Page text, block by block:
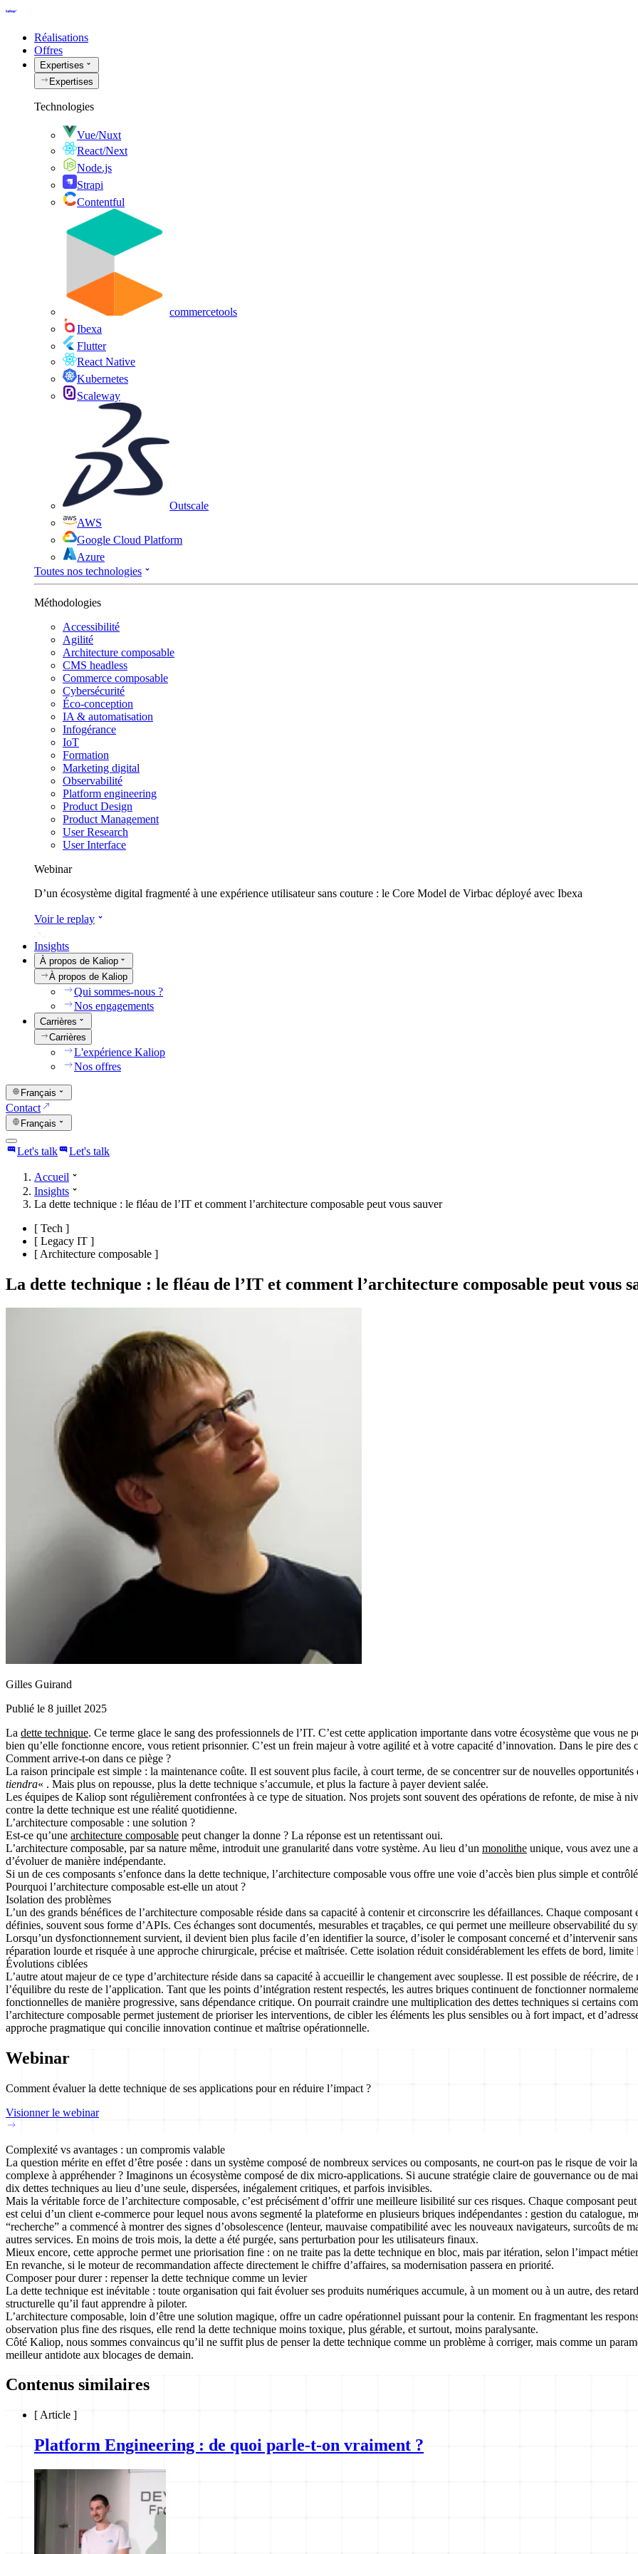
Réalisations
Offres
Expertises
Expertises
Technologies
Vue/Nuxt
React/Next
Node.js
Strapi
Contentful
commercetools
Ibexa
Flutter
React Native
Kubernetes
Scaleway
Outscale
AWS
Google Cloud Platform
Azure
Toutes nos technologies
Méthodologies
Accessibilité
Agilité
Architecture composable
CMS headless
Commerce composable
Cybersécurité
Éco-conception
IA & automatisation
Infogérance
IoT
Formation
Marketing digital
Observabilité
Platform engineering
Product Design
Product Management
User Research
User Interface
Webinar
D’un écosystème digital fragmenté à une expérience utilisateur sans couture : le Core Model de Virbac déployé avec Ibexa
Voir le replay
Insights
À propos de Kaliop
À propos de Kaliop
Qui sommes-nous ?
Nos engagements
Carrières
Carrières
L'expérience Kaliop
Nos offres
Français
Contact
Français
Let's talk Let's talk
Accueil
Insights
La dette technique : le fléau de l’IT et comment l’architecture composable peut vous sauver
[ Tech ]
[ Legacy IT ]
[ Architecture composable ]
La dette technique : le fléau de l’IT et comment l’architecture composable peut vous
Gilles Guirand
Publié le 8 juillet 2025
La dette technique. Ce terme glace le sang des professionnels de l’IT. C’est cette application importante dans votre écosystème que vous
bien qu’elle fonctionne encore, vous retient prisonnier. C’est un frein majeur à votre agilité et à votre capacité d’innovation. Dans le pire des
Comment arrive-t-on dans ce piège ?
La raison principale est simple : la maintenance coûte. Il est souvent plus facile, à court terme, de se concentrer sur de nouvelles
tiendra« . Mais plus on repousse, plus la dette technique s’accumule, et plus la facture à payer devient salée.
Les équipes de Kaliop sont régulièrement confrontées à ce type de situation. Nos projets sont souvent des opérations de refonte, de mise à
contre la dette technique est une réalité quotidienne.
L’architecture composable : une solution ?
Est-ce qu’une architecture composable peut changer la donne ? La réponse est un retentissant oui.
L’architecture composable, par sa nature même, introduit une granularité dans votre système. Au lieu d’un monolithe unique, vous avez une
d’évoluer de manière indépendante.
Si un de ces composants s’enfonce dans la dette technique, l’architecture composable vous offre une voie d’accès bien plus simple et
Pourquoi l’architecture composable est-elle un atout ?
Isolation des problèmes
L’un des grands bénéfices de l’architecture composable réside dans sa capacité à contenir et circonscrire les défaillances. Chaque composant
définies, souvent sous forme d’APIs. Ces échanges sont documentés, mesurables et traçables, ce qui permet une meilleure observabilité du
Lorsqu’un dysfonctionnement survient, il devient bien plus facile d’en identifier la source, d’isoler le composant concerné et d’intervenir
réparation lourde et risquée à une approche chirurgicale, précise et maîtrisée. Cette isolation réduit considérablement les effets de bord,
Évolutions ciblées
L’autre atout majeur de ce type d’architecture réside dans sa capacité à accueillir le changement avec souplesse. Il est possible de réécrire, de
l’équilibre du reste de l’application. Tant que les points d’intégration restent respectés, les autres briques continuent de fonctionner
fonctionnelles de manière progressive, sans dépendance critique. On pourrait craindre une multiplication des dettes techniques si certains
l’architecture composable permet justement de prioriser les interventions, de cibler les éléments les plus sensibles ou à fort impact, et
approche pragmatique qui concilie innovation continue et maîtrise opérationnelle.
Webinar
Comment évaluer la dette technique de ses applications pour en réduire l’impact ?
Visionner le webinar
Complexité vs avantages : un compromis valable
La question mérite en effet d’être posée : dans un système composé de nombreux services ou composants, ne court-on pas le risque de voir
complexe à appréhender ? Imaginons un écosystème composé de dix micro-applications. Si aucune stratégie claire de gouvernance ou de
dix dettes techniques au lieu d’une seule, dispersées, inégalement critiques, et parfois invisibles.
Mais la véritable force de l’architecture composable, c’est précisément d’offrir une meilleure lisibilité sur ces risques. Chaque composant
est celui d’un client e-commerce pour lequel nous avons segmenté la plateforme en plusieurs briques indépendantes : gestion du catalogue,
“recherche” a commencé à montrer des signes d’obsolescence (lenteur, mauvaise compatibilité avec les nouveaux navigateurs, surcoûts de
autres services. En moins de trois mois, la dette a été purgée, sans perturbation pour les utilisateurs finaux.
Mieux encore, cette approche permet une priorisation fine : on ne traite pas la dette technique en bloc, mais par itération, selon l’impact
En revanche, si le moteur de recommandation affecte directement le chiffre d’affaires, sa modernisation passera en priorité.
Composer pour durer : repenser la dette technique comme un levier
La dette technique est inévitable : toute organisation qui fait évoluer ses produits numériques accumule, à un moment ou à un autre, des
structurelle qu’il faut apprendre à piloter.
L’architecture composable, loin d’être une solution magique, offre un cadre opérationnel puissant pour la contenir. En fragmentant les
observation plus fine des risques, elle rend la dette technique moins toxique, plus gérable, et surtout, moins paralysante.
Côté Kaliop, nous sommes convaincus qu’il ne suffit plus de penser la dette technique comme un problème à corriger, mais comme un
meilleur antidote aux blocages de demain.
Contenus similaires
[ Article ]
Platform Engineering : de quoi parle-t-on vraiment ?